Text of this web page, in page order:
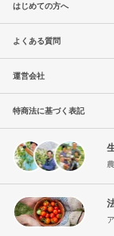
はじめての方へ
よくある質問
運営会社
特商法に基づく表記